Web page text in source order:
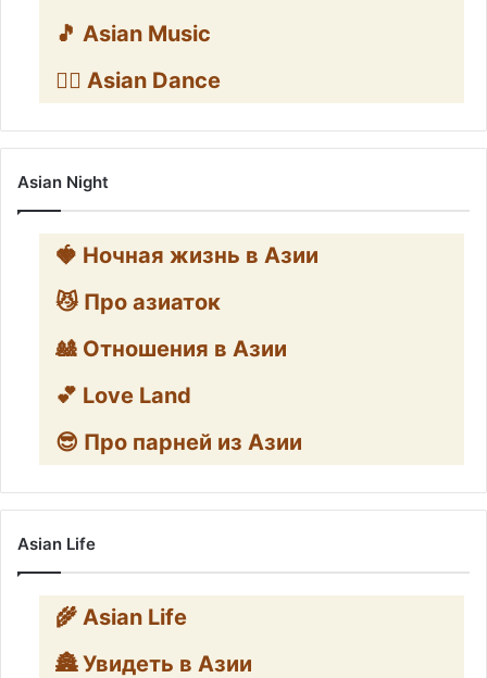
🎵 Asian Music
👯‍♀️ Asian Dance
Asian Night
🍓 Ночная жизнь в Азии
😼 Про азиаток
🎎 Отношения в Азии
💕 Love Land
😎 Про парней из Азии
Asian Life
🌾 Asian Life
🏯 Увидеть в Азии